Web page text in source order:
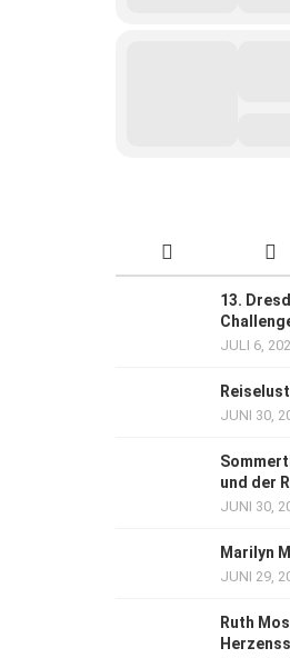
13.
JULI 6,
JUNI 30,
und der
JUNI 30,
Marilyn
JUNI 29,
Ruth